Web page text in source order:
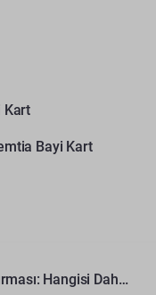
Kart
Bayi Kart
Gazbeton, Tuğla ve Bims Karşılaştırması: Hangisi Daha Avantajlı?